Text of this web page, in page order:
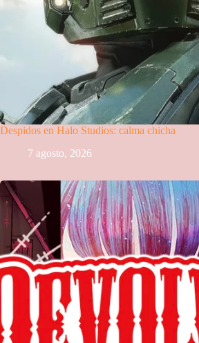
Despidos en Halo Studios: calma chicha
7 agosto, 2026